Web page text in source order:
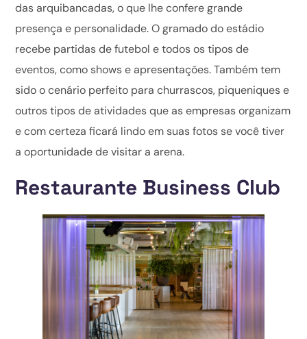
das arquibancadas, o que lhe confere grande
presença e personalidade. O gramado do estádio
recebe partidas de futebol e todos os tipos de
eventos, como shows e apresentações. Também tem
sido o cenário perfeito para churrascos, piqueniques e
outros tipos de atividades que as empresas organizam
e com certeza ficará lindo em suas fotos se você tiver
a oportunidade de visitar a arena.
Restaurante Business Club